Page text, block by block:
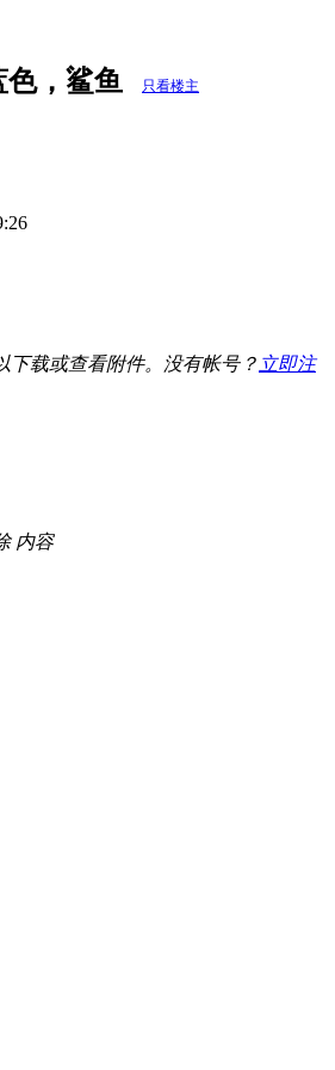
，鲨鱼 只看楼主
下载或查看附件。没有帐号？ 立即注
内容